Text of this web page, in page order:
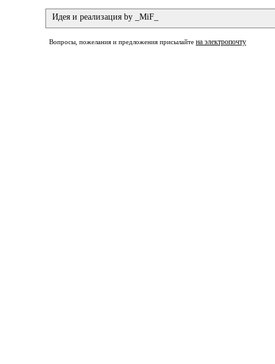
Идея и реализация by _MiF_
Вопросы, пожелания и предложения присылайте на электропочту